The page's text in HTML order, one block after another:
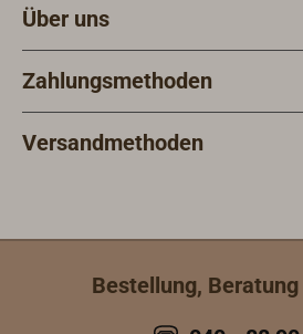
Über uns
Zahlungsmethoden
Versandmethoden
Bestellung,